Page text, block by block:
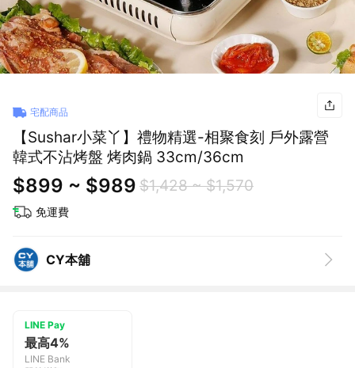
宅配商品
【Sushar小菜丫】禮物精選-相聚食刻 戶外露營
韓式不沾烤盤 烤肉鍋 33cm/36cm
$899 ~ $989 $1,428 ~ $1,570
免運費
CY本舖
LINE Pay
最高4%
LINE Bank